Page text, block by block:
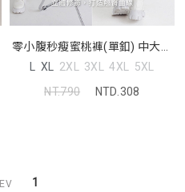
零小腹秒瘦蜜桃褲(單釦) 中大尺
碼褲子
L XL 2XL 3XL 4XL 5XL
NT.790
NTD.308
1